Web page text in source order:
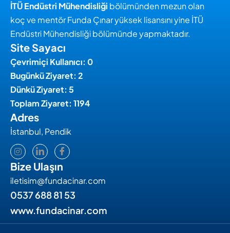
Site Sayacı
Çevrimiçi Kullanıcı: 0
Bugünkü Ziyaret: 2
Dünkü Ziyaret: 5
Toplam Ziyaret: 1194
İTÜEndüstri Mühendisliği bölümünden mezun olan
koç ve mentör Funda Çınar yüksek lisansını yine İTÜ
Endüstri Mühendisliği bölümünde yapmaktadır.
Adres
İstanbul, Pendik
Bize Ulaşın
iletisim@fundacinar.com
0537 688 81 53
www.fundacinar.com